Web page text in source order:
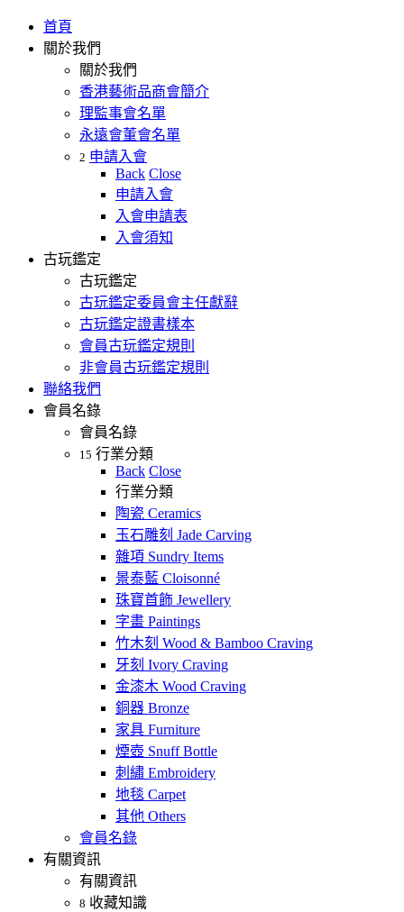
首頁
關於我們
關於我們
香港藝術品商會簡介
理監事會名單
永遠會董會名單
2 申請入會
Back Close
申請入會
入會申請表
入會須知
古玩鑑定
古玩鑑定
古玩鑑定委員會主任獻辭
古玩鑑定證書樣本
會員古玩鑑定規則
非會員古玩鑑定規則
聯絡我們
會員名錄
會員名錄
15 行業分類
Back Close
行業分類
陶瓷 Ceramics
玉石雕刻 Jade Carving
雜項 Sundry Items
景泰藍 Cloisonné
珠寶首飾 Jewellery
字畫 Paintings
竹木刻 Wood & Bamboo Craving
牙刻 Ivory Craving
金漆木 Wood Craving
銅器 Bronze
家具 Furniture
煙壺 Snuff Bottle
刺繡 Embroidery
地毯 Carpet
其他 Others
會員名錄
有關資訊
有關資訊
8 收藏知識